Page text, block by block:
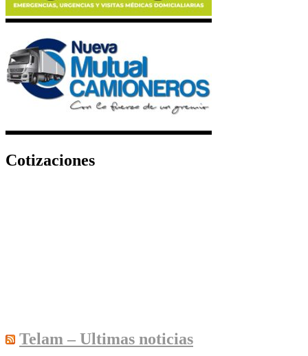
Cotizaciones
Telam – Ultimas noticias